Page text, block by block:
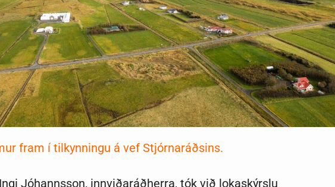
fram í tilkynningu á vef Stjórnaráðsins.
Jóhannsson, innviðaráðherra, tók við lokaskýrslu